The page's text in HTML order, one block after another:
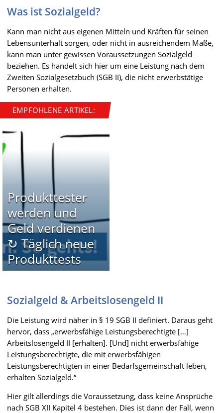
Was ist Sozialgeld?
Kann man nicht aus eigenen Mitteln und Kräften für seinen
Lebensunterhalt sorgen, oder nicht in ausreichendem Maße,
kann man unter gewissen Voraussetzungen Sozialgeld
beziehen. Es handelt sich hier um eine Leistung nach dem
Zweiten Sozialgesetzbuch (SGB II), die nicht erwerbstätige
Personen erhalten.
EMPFOHLENE ARTIKEL:
Produkttester
werden und
Geld verdienen
↻ Täglich neue
Produkttests
Sozialgeld & Arbeitslosengeld II
Die Leistung wird näher in § 19 SGB II definiert. Daraus geht
hervor, dass „erwerbsfähige Leistungsberechtigte […]
Arbeitslosengeld II [erhalten]. [Und] nicht erwerbsfähige
Leistungsberechtigte, die mit erwerbsfähigen
Leistungsberechtigten in einer Bedarfsgemeinschaft leben,
erhalten Sozialgeld.“
Hier gilt allerdings die Voraussetzung, dass keine Ansprüche
nach SGB XII Kapitel 4 bestehen. Dies ist dann der Fall, wenn